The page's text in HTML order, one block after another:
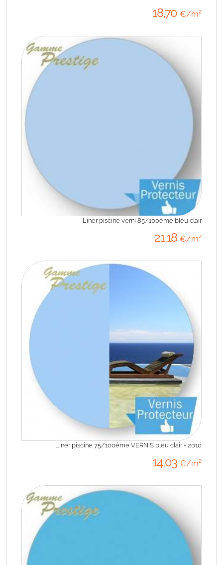
18,70 €/m²
Liner piscine verni 85/100ème bleu clair
21,18 €/m²
Liner piscine 75/100ème VERNIS bleu clair - 2010
14,03 €/m²